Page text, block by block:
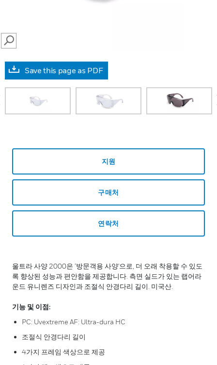
SEARCH
Save this page as PDF
지원
구매처
연락처
울트라 사양 2000은 ‘방문객용 사양'으로, 더 오래 착용할 수 있도
록 향상된 성능과 편안함을 제공합니다. 측면 실드가 있는 랩어라
운드 유니렌즈 디자인과 조절식 안경다리 길이. 미국산.
기능 및 이점:
PC: Uvextreme AF: Ultra-dura HC
조절식 안경다리 길이
4가지 프레임 색상으로 제공